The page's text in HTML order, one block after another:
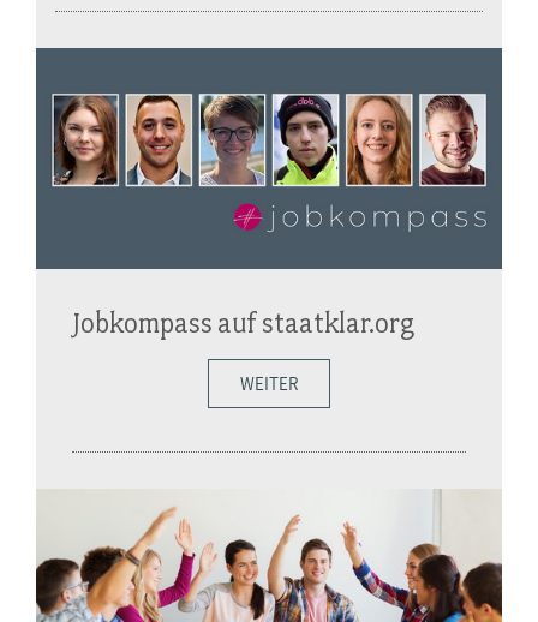
Jobkompass auf staatklar.org
WEITER